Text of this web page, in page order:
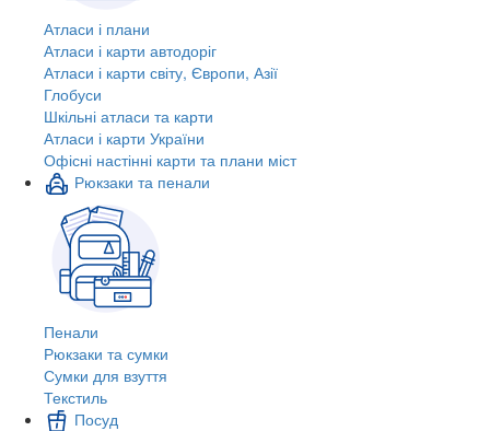
Атласи і плани
Атласи і карти автодоріг
Атласи і карти світу, Європи, Азії
Глобуси
Шкільні атласи та карти
Атласи і карти України
Офісні настінні карти та плани міст
Рюкзаки та пенали
Пенали
Рюкзаки та сумки
Сумки для взуття
Текстиль
Посуд